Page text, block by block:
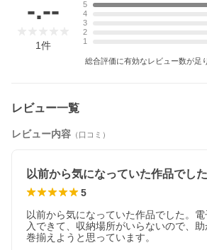
-.--
1件
5
4
3
2
1
総合評価に有効なレビュー数が足
レビュー一覧
レビュー内容 （口コミ）
5
以前から気になっていた作品でした。
入できて、収納場所がいらないので、
巻揃えようと思っています。